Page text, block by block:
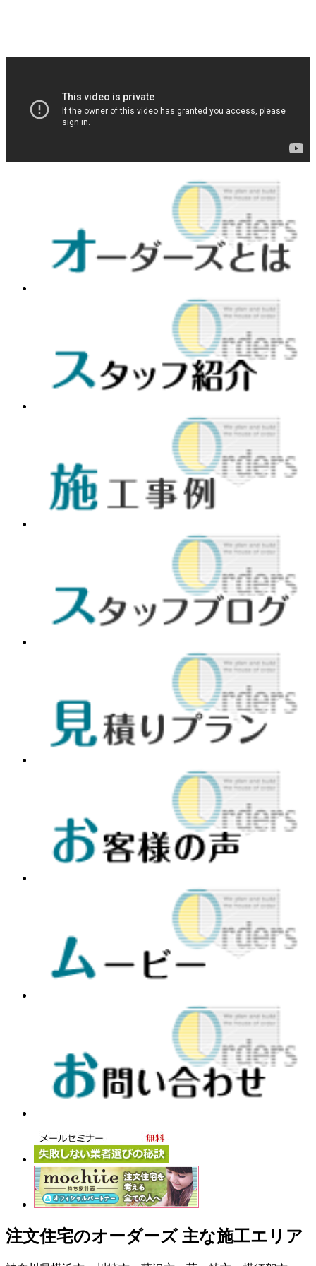
注文住宅のオーダーズ 主な施工エリア